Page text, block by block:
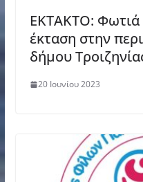
ΕΚΤΑΚΤΟ: Φωτιά
έκταση στην
δήμου
20 Ιουνίου 2023